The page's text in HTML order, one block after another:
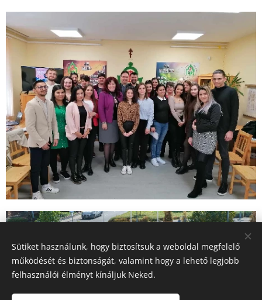
Sütiket használunk, hogy biztosítsuk a weboldal megfelelő
működését és biztonságát, valamint hogy a lehető legjobb
felhasználói élményt kínáljuk Neked.